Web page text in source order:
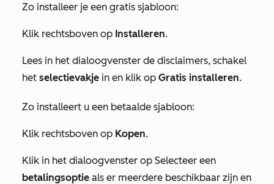
Zo installeer je een gratis sjabloon:
Klik rechtsboven op Installeren.
Lees in het dialoogvenster de disclaimers, schakel
het selectievakje in en klik op Gratis installeren.
Zo installeert u een betaalde sjabloon:
Klik rechtsboven op Kopen.
Klik in het dialoogvenster op Selecteer een
betalingsoptie als er meerdere beschikbaar zijn en